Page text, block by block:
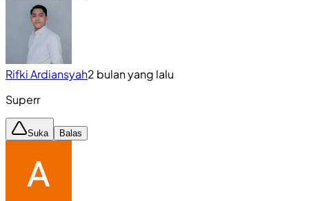
Rifki Ardiansyah2 bulan yang lalu
Superr
Suka Balas